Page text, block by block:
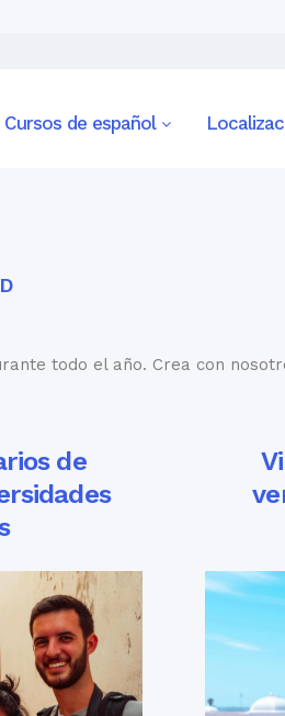
Cursos de español
todo el año. Crea con
de
semestre en
españolas